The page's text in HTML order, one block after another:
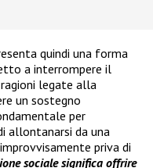
quindi una forma
a interrompere il
legate alla
un sostegno
per
allontanarsi da una
priva di
sociale significa offrire